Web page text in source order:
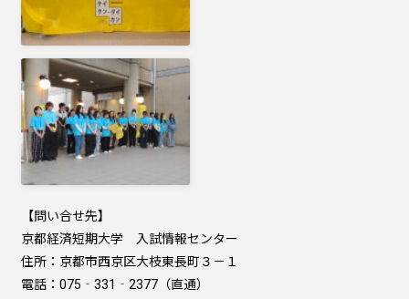
【問い合せ先】
京都経済短期大学 入試情報センター
住所：京都市西京区大枝東長町３－１
電話：075‐331‐2377（直通）